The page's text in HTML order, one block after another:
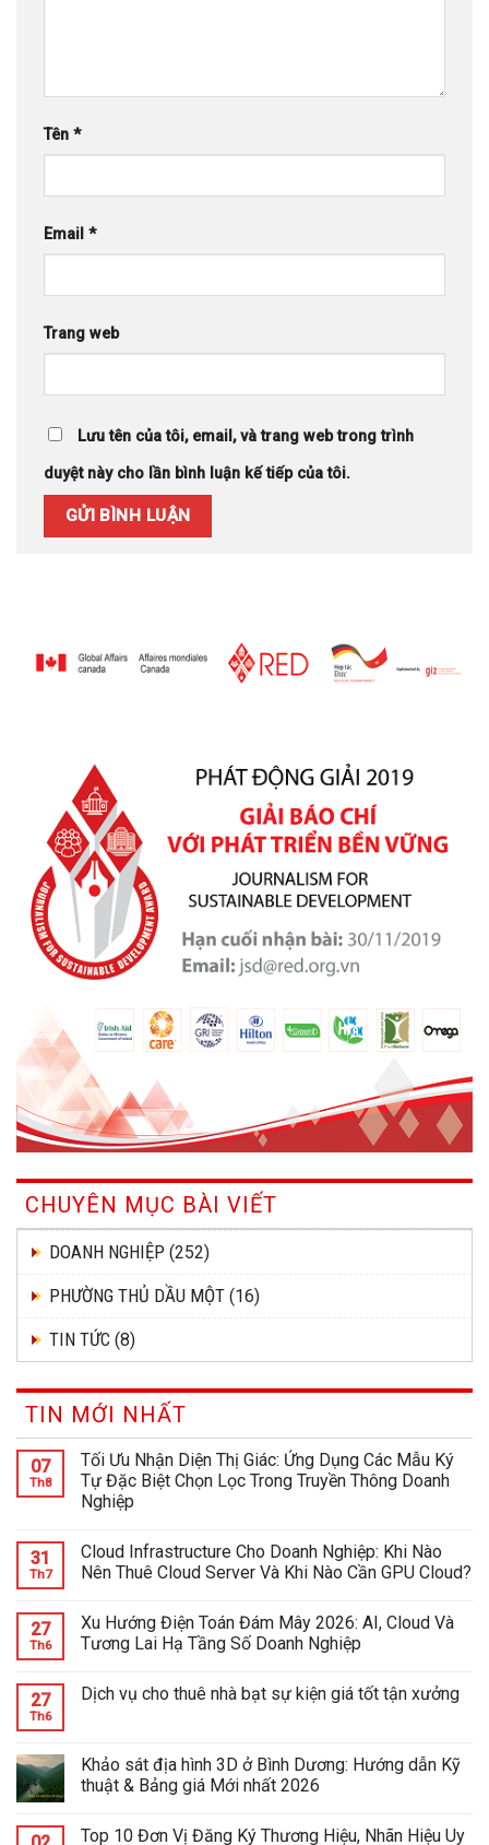
Tên *
Email *
Trang web
Lưu tên của tôi, email, và trang web trong trình
duyệt này cho lần bình luận kế tiếp của tôi.
CHUYÊN MỤC BÀI VIẾT
DOANH NGHIỆP (252)
PHƯỜNG THỦ DẦU MỘT (16)
TIN TỨC (8)
TIN MỚI NHẤT
07
Th8
Tối Ưu Nhận Diện Thị Giác: Ứng Dụng Các Mẫu Ký
Tự Đặc Biệt Chọn Lọc Trong Truyền Thông Doanh
Nghiệp
31
Th7
Cloud Infrastructure Cho Doanh Nghiệp: Khi Nào
Nên Thuê Cloud Server Và Khi Nào Cần GPU Cloud?
27
Th6
Xu Hướng Điện Toán Đám Mây 2026: AI, Cloud Và
Tương Lai Hạ Tầng Số Doanh Nghiệp
27
Th6
Dịch vụ cho thuê nhà bạt sự kiện giá tốt tận xưởng
Khảo sát địa hình 3D ở Bình Dương: Hướng dẫn Kỹ
thuật & Bảng giá Mới nhất 2026
Top 10 Đơn Vị Đăng Ký Thương Hiệu, Nhãn Hiệu Uy